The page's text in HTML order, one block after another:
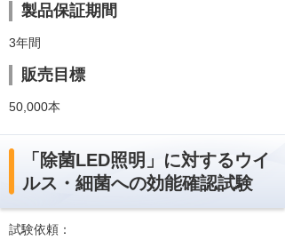
製品保証期間
3年間
販売目標
50,000本
「除菌LED照明」に対するウイ
ルス・細菌への効能確認試験
試験依頼：